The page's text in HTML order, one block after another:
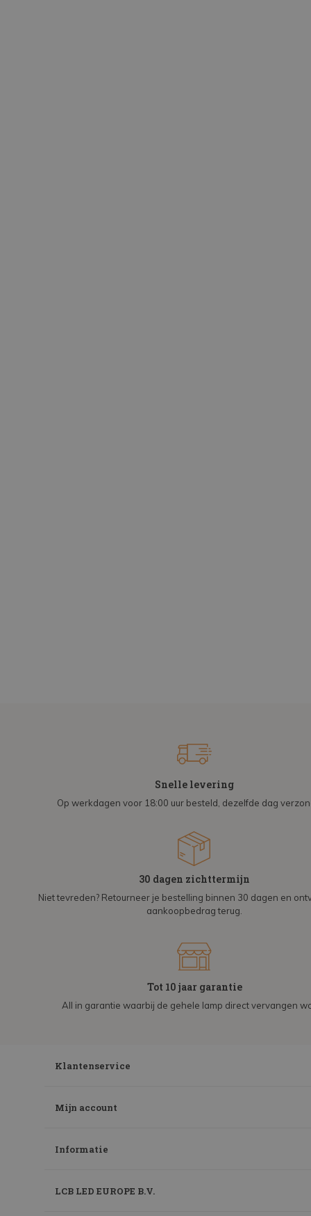
Snelle levering
Op werkdagen voor 18:00 uur besteld, dezelfde dag
30 dagen zichttermijn
Niet tevreden? Retourneer je bestelling binnen 30 dagen en
aankoopbedrag terug.
Tot 10 jaar garantie
All in garantie waarbij de gehele lamp direct vervangen
Klantenservice
Mijn account
Informatie
LCB LED EUROPE B.V.